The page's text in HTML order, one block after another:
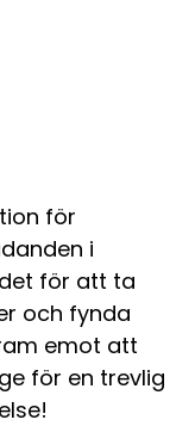
för
i
för att ta
och fynda
emot att
för en trevlig